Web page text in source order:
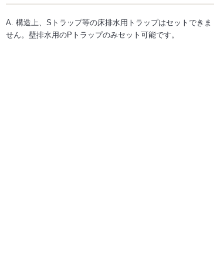
A. 構造上、Sトラップ等の床排水用トラップはセットできま
せん。壁排水用のPトラップのみセット可能です。